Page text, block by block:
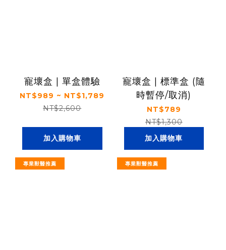
寵壞盒 | 單盒體驗
NT$989 ~ NT$1,789
NT$2,600
加入購物車
寵壞盒 | 標準盒 (隨
時暫停/取消)
NT$789
NT$1,300
加入購物車
專業獸醫推薦 專業獸醫推薦